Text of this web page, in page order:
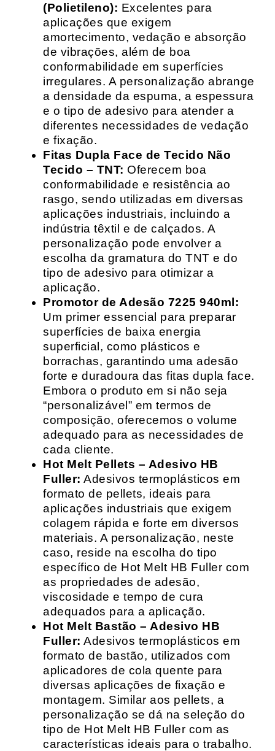
(Polietileno): Excelentes para
aplicações que exigem
amortecimento, vedação e absorção
de vibrações, além de boa
conformabilidade em superfícies
irregulares. A personalização abrange
a densidade da espuma, a espessura
e o tipo de adesivo para atender a
diferentes necessidades de vedação
e fixação.
Fitas Dupla Face de Tecido Não
Tecido – TNT: Oferecem boa
conformabilidade e resistência ao
rasgo, sendo utilizadas em diversas
aplicações industriais, incluindo a
indústria têxtil e de calçados. A
personalização pode envolver a
escolha da gramatura do TNT e do
tipo de adesivo para otimizar a
aplicação.
Promotor de Adesão 7225 940ml:
Um primer essencial para preparar
superfícies de baixa energia
superficial, como plásticos e
borrachas, garantindo uma adesão
forte e duradoura das fitas dupla face.
Embora o produto em si não seja
“personalizável” em termos de
composição, oferecemos o volume
adequado para as necessidades de
cada cliente.
Hot Melt Pellets – Adesivo HB
Fuller: Adesivos termoplásticos em
formato de pellets, ideais para
aplicações industriais que exigem
colagem rápida e forte em diversos
materiais. A personalização, neste
caso, reside na escolha do tipo
específico de Hot Melt HB Fuller com
as propriedades de adesão,
viscosidade e tempo de cura
adequados para a aplicação.
Hot Melt Bastão – Adesivo HB
Fuller: Adesivos termoplásticos em
formato de bastão, utilizados com
aplicadores de cola quente para
diversas aplicações de fixação e
montagem. Similar aos pellets, a
personalização se dá na seleção do
tipo de Hot Melt HB Fuller com as
características ideais para o trabalho.